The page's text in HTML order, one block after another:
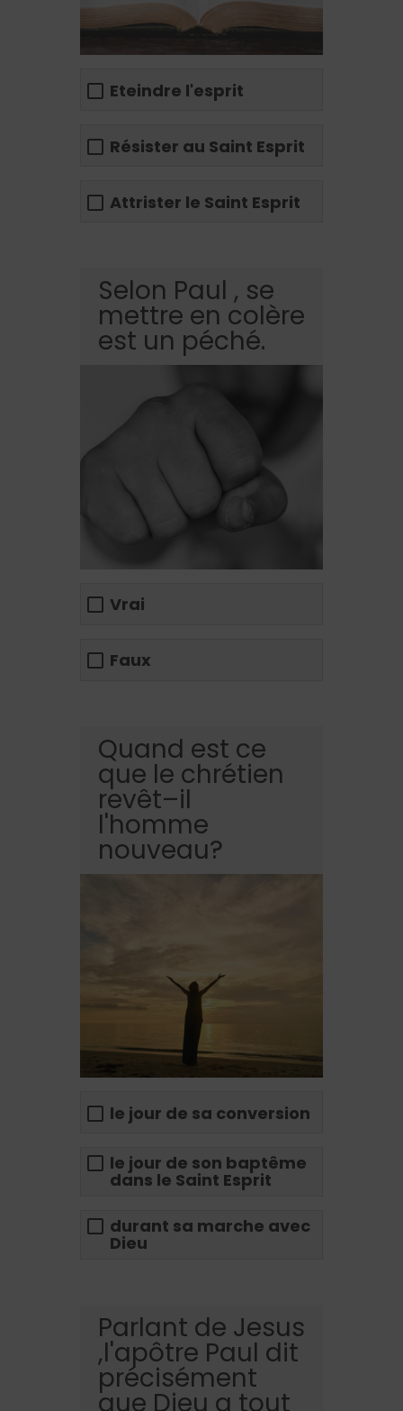
Eteindre l'esprit
Résister au Saint Esprit
Attrister le Saint Esprit
Selon Paul , se
mettre en colère
est un péché.
Vrai
Faux
Quand est ce
que le chrétien
revêt–il
l'homme
nouveau?
le jour de sa conversion
le jour de son baptême
dans le Saint Esprit
durant sa marche avec
Dieu
Parlant de Jesus
,l'apôtre Paul dit
précisément
que Dieu a tout